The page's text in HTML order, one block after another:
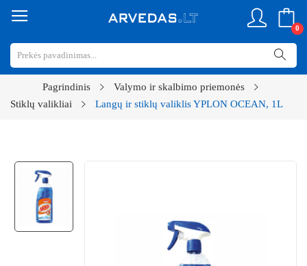
0
Pagrindinis
Valymo ir skalbimo priemonės
Stiklų valikliai
Langų ir stiklų valiklis YPLON OCEAN, 1L